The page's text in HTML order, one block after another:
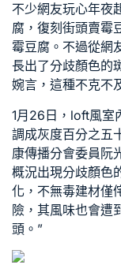
不少網友玩心年夜
腐，復刻街頭賣霉
霉豆腐。不過從網
長出了分歧顏色的
婉言，這種不克不
1月26日， loft風室
調成灰度百分之五
康傳播分會委員阮
概況出現分歧顏色
化，不無毒建材僅
險，其風味也會遭
頭。”